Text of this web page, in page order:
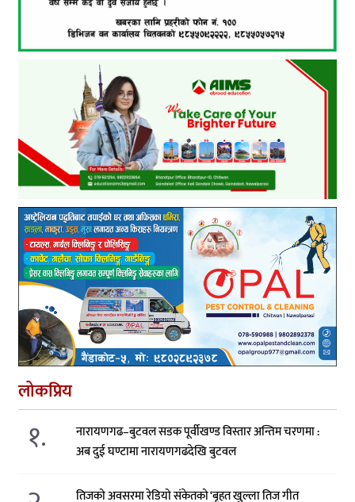
लोकप्रिय
१.
नारायणगढ–बुटवल सडक पूर्वीखण्ड विस्तार अन्तिम चरणमा :
अब दुई घण्टामा नारायणगढदेखि बुटवल
तिजको अवसरमा रेडियो संकेतको ‘बृहत खुल्ला तिज गीत